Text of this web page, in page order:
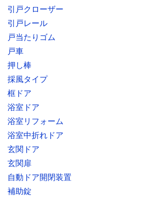
引戸クローザー
引戸レール
戸当たりゴム
戸車
押し棒
採風タイプ
框ドア
浴室ドア
浴室リフォーム
浴室中折れドア
玄関ドア
玄関扉
自動ドア開閉装置
補助錠